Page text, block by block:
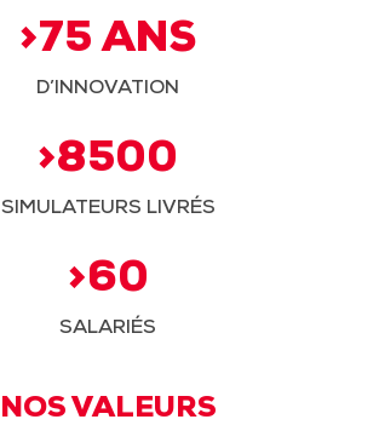
>75 ANS
D’INNOVATION
>8500
SIMULATEURS LIVRÉS
>60
SALARIÉS
NOS VALEURS